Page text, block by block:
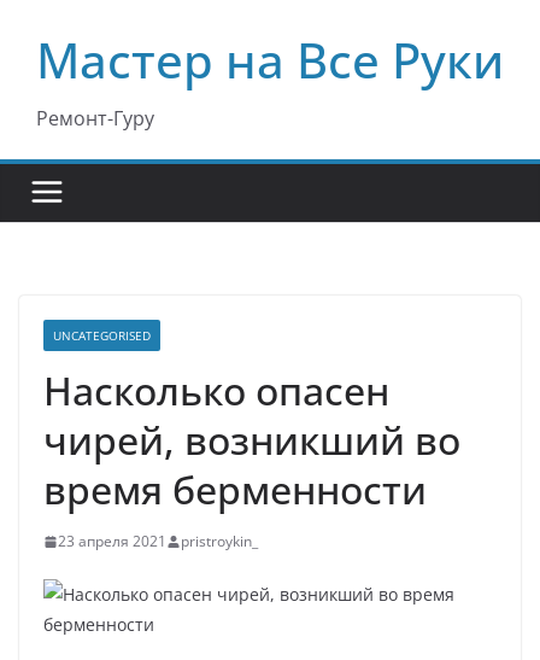
содержимому
Мастер на Все Руки
Ремонт-Гуру
UNCATEGORISED
Насколько опасен
чирей, возникший во
время берменности
23 апреля 2021 pristroykin_